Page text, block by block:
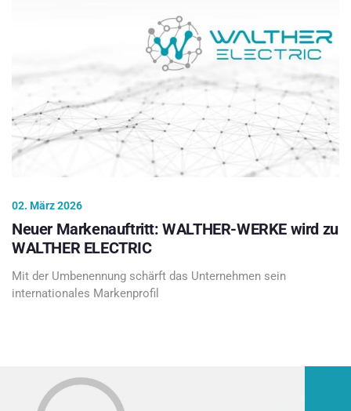
02. März 2026
Neuer Markenauftritt: WALTHER-WERKE wird zu
WALTHER ELECTRIC
Mit der Umbenennung schärft das Unternehmen sein
internationales Markenprofil